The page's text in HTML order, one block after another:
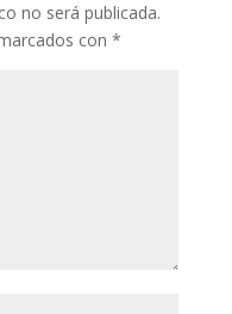
no será publicada.
con *